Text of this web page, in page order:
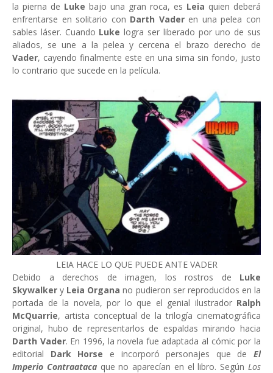
la pierna de Luke bajo una gran roca, es Leia quien deberá
enfrentarse en solitario con Darth Vader en una pelea con
sables láser. Cuando Lukelogra ser liberado por uno de sus
aliados, se une a la pelea y cercena el brazo derecho de
Vader, cayendo finalmente este en una sima sin fondo, justo
lo contrario que sucede en la película.
LEIA HACE LO QUE PUEDE ANTE VADER
Debido a derechos de imagen, los rostros de Luke
Skywalkery Leia Organa no pudieron ser reproducidos en la
portada de la novela, por lo que el genial ilustrador Ralph
McQuarrie, artista conceptual de la trilogía cinematográfica
original, hubo de representarlos de espaldas mirando hacia
Darth Vader. En 1996, la novela fue adaptada al cómic por la
editorial Dark Horse e incorporó personajes que de El
Imperio Contraatacaque no aparecían en el libro. SegúnLos